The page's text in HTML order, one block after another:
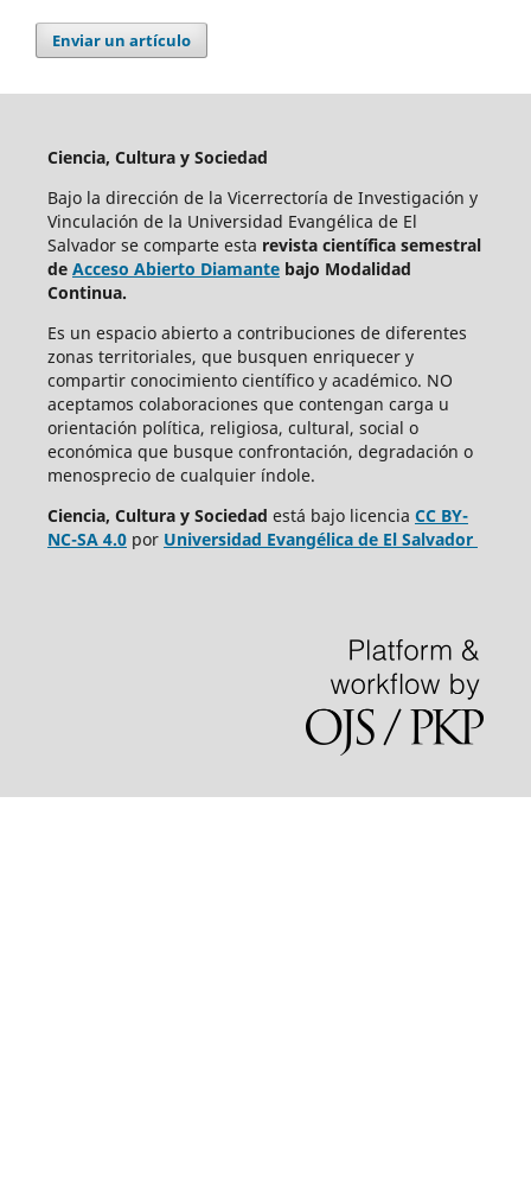
Enviar un artículo
Ciencia, Cultura y Sociedad
Bajo la dirección de la Vicerrectoría de Investigación y
Vinculación de la Universidad Evangélica de El
Salvador se comparte esta revista científica semestral
de Acceso Abierto Diamantebajo Modalidad
Continua.
Es un espacio abierto a contribuciones de diferentes
zonas territoriales, que busquen enriquecer y
compartir conocimiento científico y académico. NO
aceptamos colaboraciones que contengan carga u
orientación política, religiosa, cultural, social o
económica que busque confrontación, degradación o
menosprecio de cualquier índole.
Ciencia, Cultura y Sociedad está bajo licencia CC BY-
NC-SA 4.0por Universidad Evangélica de El Salvador